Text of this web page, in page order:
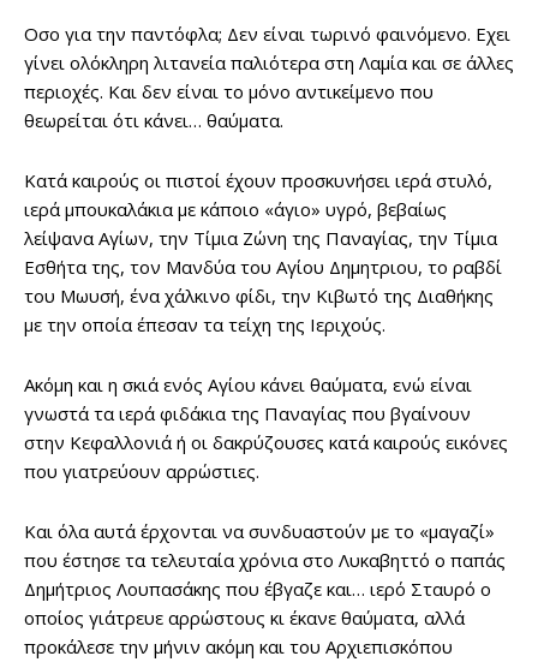
Οσο για την παντόφλα; Δεν είναι τωρινό φαινόμενο. Εχει
γίνει ολόκληρη λιτανεία παλιότερα στη Λαμία και σε άλλες
περιοχές. Και δεν είναι το μόνο αντικείμενο που
θεωρείται ότι κάνει… θαύματα.
Κατά καιρούς οι πιστοί έχουν προσκυνήσει ιερά στυλό,
ιερά μπουκαλάκια με κάποιο «άγιο» υγρό, βεβαίως
λείψανα Αγίων, την Τίμια Ζώνη της Παναγίας, την Τίμια
Εσθήτα της, τον Μανδύα του Αγίου Δημητριου, το ραβδί
του Μωυσή, ένα χάλκινο φίδι, την Κιβωτό της Διαθήκης
με την οποία έπεσαν τα τείχη της Ιεριχούς.
Ακόμη και η σκιά ενός Αγίου κάνει θαύματα, ενώ είναι
γνωστά τα ιερά φιδάκια της Παναγίας που βγαίνουν
στην Κεφαλλονιά ή οι δακρύζουσες κατά καιρούς εικόνες
που γιατρεύουν αρρώστιες.
Και όλα αυτά έρχονται να συνδυαστούν με το «μαγαζί»
που έστησε τα τελευταία χρόνια στο Λυκαβηττό ο παπάς
Δημήτριος Λουπασάκης που έβγαζε και… ιερό Σταυρό ο
οποίος γιάτρευε αρρώστους κι έκανε θαύματα, αλλά
προκάλεσε την μήνιν ακόμη και του Αρχιεπισκόπου